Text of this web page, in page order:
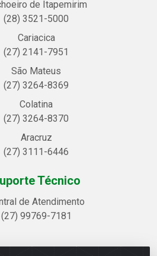
de Itapemirim
(28) 3521-5000
Cariacica
(27) 2141-7951
São Mateus
(27) 3264-8369
Colatina
(27) 3264-8370
Aracruz
(27) 3111-6446
Técnico
de Atendimento
(27) 99769-7181